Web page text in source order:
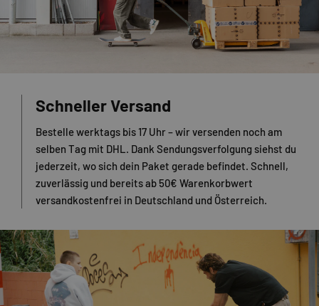
Schneller Versand
Bestelle werktags bis 17 Uhr – wir versenden noch am
selben Tag mit DHL. Dank Sendungsverfolgung siehst du
jederzeit, wo sich dein Paket gerade befindet. Schnell,
zuverlässig und bereits ab 50€ Warenkorbwert
versandkostenfrei in Deutschland und Österreich.